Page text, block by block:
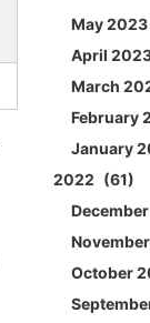
May 2023
April
March
February
January
2022
61
October